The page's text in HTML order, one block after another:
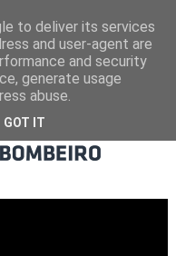
to deliver its services
and user-agent are
and security
generate usage
abuse.
GOT IT